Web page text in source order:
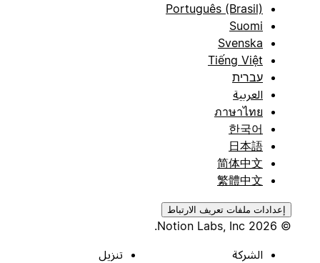
Português (Brasil)
Suomi
Svenska
Tiếng Việt
עברית
العربية
ภาษาไทย
한국어
日本語
简体中文
繁體中文
إعدادات ملفات تعريف الارتباط
الشركة
تنزيل